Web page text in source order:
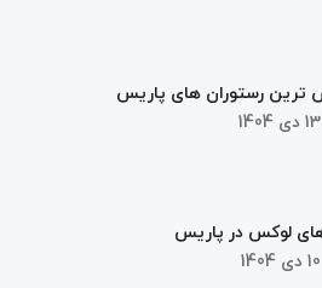
13 دی 1404
ترین رستوران های پاریس
10 دی 1404
لوکس در پاریس